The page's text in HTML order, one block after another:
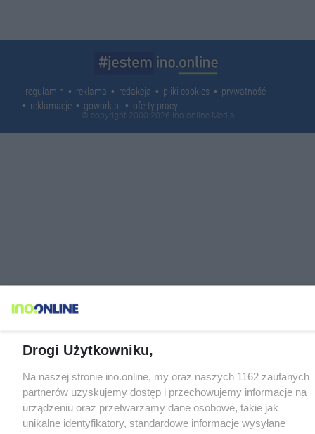
regulamin reklama redakcja pliki cookies
prywatność
reklamacje
gowork.pl oferty pracy
© copyright 2000-2026 Ino-online Media
Drogi Użytkowniku,
Na naszej stronie ino.online, my oraz naszych 1162 zaufanych
partnerów uzyskujemy dostęp i przechowujemy informacje na
urządzeniu oraz przetwarzamy dane osobowe, takie jak
unikalne identyfikatory, standardowe informacje wysyłane